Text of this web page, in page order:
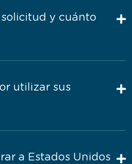
solicitud y cuánto
utilizar sus
a Estados Unidos